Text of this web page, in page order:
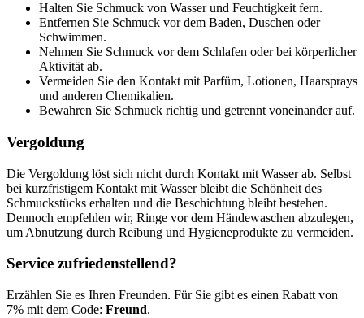
Halten Sie Schmuck von Wasser und Feuchtigkeit fern.
Entfernen Sie Schmuck vor dem Baden, Duschen oder
Schwimmen.
Nehmen Sie Schmuck vor dem Schlafen oder bei körperlicher
Aktivität ab.
Vermeiden Sie den Kontakt mit Parfüm, Lotionen, Haarsprays
und anderen Chemikalien.
Bewahren Sie Schmuck richtig und getrennt voneinander auf.
Vergoldung
Die Vergoldung löst sich nicht durch Kontakt mit Wasser ab. Selbst
bei kurzfristigem Kontakt mit Wasser bleibt die Schönheit des
Schmuckstücks erhalten und die Beschichtung bleibt bestehen.
Dennoch empfehlen wir, Ringe vor dem Händewaschen abzulegen,
um Abnutzung durch Reibung und Hygieneprodukte zu vermeiden.
Service zufriedenstellend?
Erzählen Sie es Ihren Freunden. Für Sie gibt es einen Rabatt von
7% mit dem Code: Freund.